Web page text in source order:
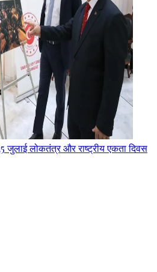
जुलाई लोकतंत्र और राष्ट्रीय एकता दिवस